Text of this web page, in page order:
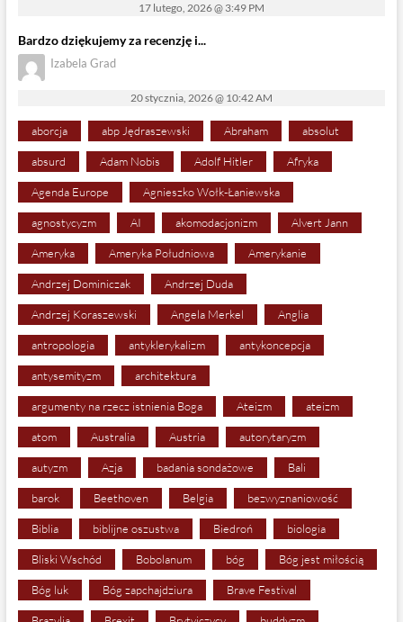
17 lutego, 2026 @ 3:49 PM
Bardzo dziękujemy za recenzję i...
Izabela Grad
20 stycznia, 2026 @ 10:42 AM
aborcja abp Jędraszewski Abraham absolut
absurd Adam Nobis Adolf Hitler Afryka
Agenda Europe Agnieszko Wołk-Łaniewska
agnostycyzm AI akomodacjonizm Alvert Jann
Ameryka Ameryka Południowa Amerykanie
Andrzej Dominiczak Andrzej Duda
Andrzej Koraszewski Angela Merkel Anglia
antropologia antyklerykalizm antykoncepcja
antysemityzm architektura
argumenty na rzecz istnienia Boga Ateizm ateizm
atom Australia Austria autorytaryzm
autyzm Azja badania sondażowe Bali
barok Beethoven Belgia bezwyznaniowość
Biblia biblijne oszustwa Biedroń biologia
Bliski Wschód Bobolanum bóg Bóg jest miłością
Bóg luk Bóg zapchajdziura Brave Festival